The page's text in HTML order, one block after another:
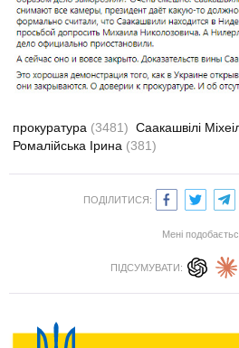
прокуратура (3481) Саакашвілі
Ромалійська Ірина (381)
ПОДІЛИТИСЯ:
Мені
ПІДСУМУВАТИ: